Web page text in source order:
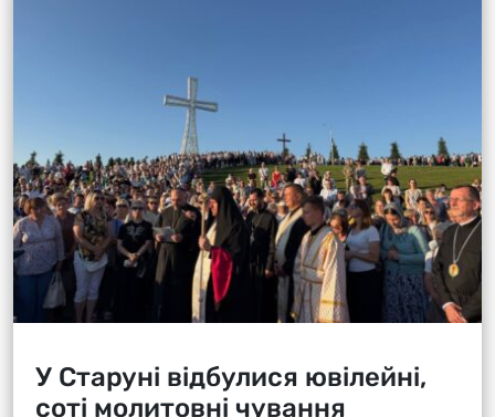
У Старуні відбулися ювілейні,
соті молитовні чування